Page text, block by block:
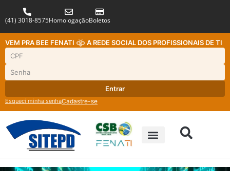
(41) 3018-8575HomologaçãoBoletos
VEM PRA BEE FENATI A REDE SOCIAL DOS PROFISSIONAIS DE TI
Entrar
Esqueci minha senhaCadastre-se